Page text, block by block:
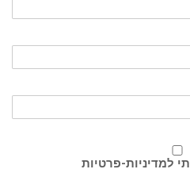
למדיניות-פרטיות